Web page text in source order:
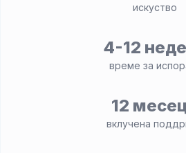
искуство
4-12
време за
12
вклучена